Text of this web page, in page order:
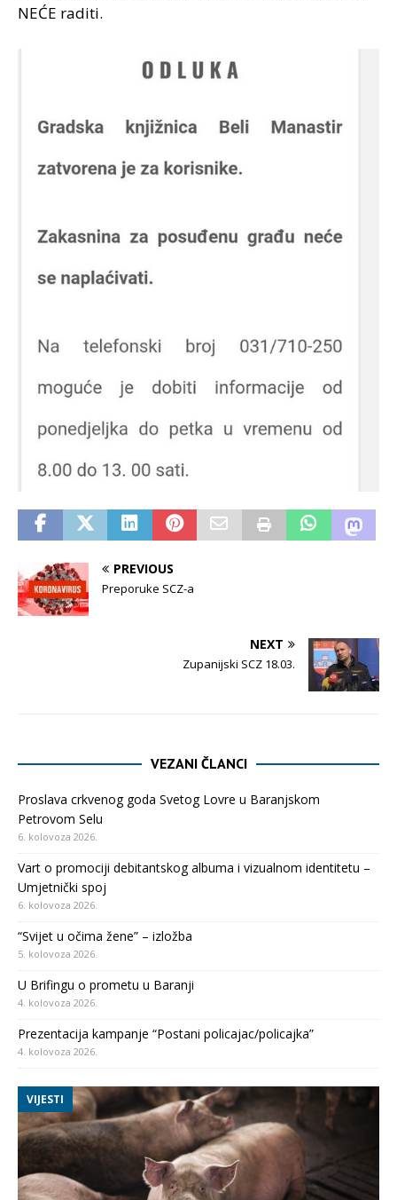
NEĆE raditi.
PREVIOUS
Preporuke SCZ-a
NEXT
Zupanijski SCZ 18.03.
VEZANI ČLANCI
Proslava crkvenog goda Svetog Lovre u Baranjskom
Petrovom Selu
6. kolovoza 2026.
Vart o promociji debitantskog albuma i vizualnom identitetu –
Umjetnički spoj
6. kolovoza 2026.
“Svijet u očima žene” – izložba
5. kolovoza 2026.
U Brifingu o prometu u Baranji
4. kolovoza 2026.
Prezentacija kampanje “Postani policajac/policajka”
4. kolovoza 2026.
VIJESTI